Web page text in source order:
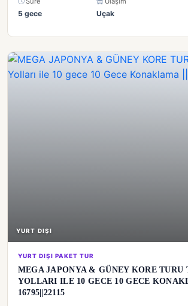
5 gece Uçak
YURT DIŞI
YURT DIŞI PAKET TUR
MEGA JAPONYA & GÜNEY KORE TURU
YOLLARI ILE 10 GECE 10 GECE
16795||22115